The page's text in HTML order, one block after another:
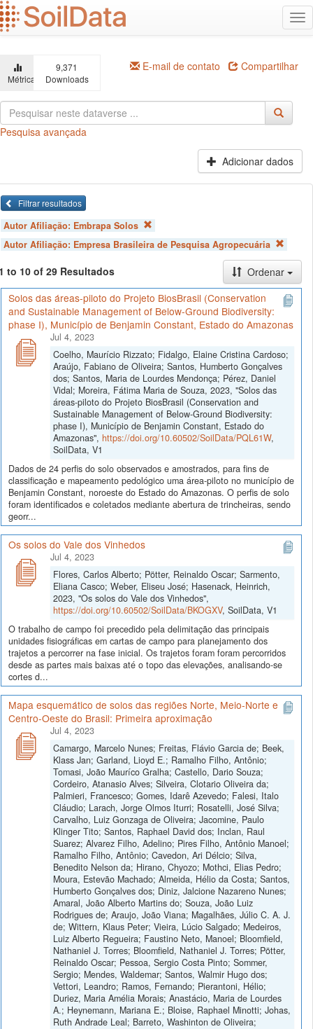
Ir
para
o
principal
Métricas
9,371
Downloads
E-mail de contato Compartilhar
Pesquisa avançada
Adicionar dados
Filtrar resultados
Autor Afiliação: Embrapa Solos
Autor Afiliação: Empresa Brasileira de Pesquisa Agropecuária
to 10 of 29 Resultados
Ordenar
Solos das áreas-piloto do Projeto BiosBrasil (Conservation
and Sustainable Management of Below-Ground Biodiversity:
phase I), Município de Benjamin Constant, Estado do Amazonas
Jul 4, 2023
Coelho, Maurício Rizzato; Fidalgo, Elaine Cristina Cardoso;
Araújo, Fabiano de Oliveira; Santos, Humberto Gonçalves
dos; Santos, Maria de Lourdes Mendonça; Pérez, Daniel
Vidal; Moreira, Fátima Maria de Souza, 2023, "Solos das
áreas-piloto do Projeto BiosBrasil (Conservation and
Sustainable Management of Below-Ground Biodiversity:
phase I), Município de Benjamin Constant, Estado do
Amazonas", https://doi.org/10.60502/SoilData/PQL61W,
SoilData, V1
Dados de 24 perfis do solo observados e amostrados, para fins de
classificação e mapeamento pedológico uma área-piloto no município de
Benjamin Constant, noroeste do Estado do Amazonas. O perfis de solo
foram identificados e coletados mediante abertura de trincheiras, sendo
georr...
Os solos do Vale dos Vinhedos
Jul 4, 2023
Flores, Carlos Alberto; Pötter, Reinaldo Oscar; Sarmento,
Eliana Casco; Weber, Eliseu José; Hasenack, Heinrich,
2023, "Os solos do Vale dos Vinhedos",
https://doi.org/10.60502/SoilData/BKOGXV, SoilData, V1
O trabalho de campo foi precedido pela delimitação das principais
unidades fisiográficas em cartas de campo para planejamento dos
trajetos a percorrer na fase inicial. Os trajetos foram foram percorridos
desde as partes mais baixas até o topo das elevações, analisando-se
cortes d...
Mapa esquemático de solos das regiões Norte, Meio-Norte e
Centro-Oeste do Brasil: Primeira aproximação
Jul 4, 2023
Camargo, Marcelo Nunes; Freitas, Flávio Garcia de; Beek,
Klass Jan; Garland, Lioyd E.; Ramalho Filho, Antônio;
Tomasi, João Mauríco Gralha; Castello, Dario Souza;
Cordeiro, Atanasio Alves; Silveira, Clotario Oliveira da;
Palmieri, Francesco; Gomes, Idarê Azevedo; Falesi, Italo
Cláudio; Larach, Jorge Olmos Iturri; Rosatelli, José Silva;
Carvalho, Luiz Gonzaga de Oliveira; Jacomine, Paulo
Klinger Tito; Santos, Raphael David dos; Inclan, Raul
Suarez; Alvarez Filho, Adelino; Pires Filho, Antônio Manoel;
Ramalho Filho, Antônio; Cavedon, Ari Délcio; Silva,
Benedito Nelson da; Hirano, Chyozo; Mothci, Elias Pedro;
Moura, Estevão Machado; Almeida, Hélio da Costa; Santos,
Humberto Gonçalves dos; Diniz, Jalcione Nazareno Nunes;
Amaral, João Alberto Martins do; Souza, João Luiz
Rodrigues de; Araujo, João Viana; Magalhães, Júlio C. A. J.
de; Wittern, Klaus Peter; Vieira, Lúcio Salgado; Medeiros,
Luiz Alberto Regueira; Faustino Neto, Manoel; Bloomfield,
Nathaniel J. Torres; Bloomfield, Nathaniel J. Torres; Pötter,
Reinaldo Oscar; Pessoa, Sergio Costa Pinto; Sommer,
Sergio; Mendes, Waldemar; Santos, Walmir Hugo dos;
Vettori, Leandro; Ramos, Fernando; Pierantoni, Hélio;
Duriez, Maria Amélia Morais; Anastácio, Maria de Lourdes
A.; Heynemann, Mariana E.; Bloise, Raphael Minotti; Johas,
Ruth Andrade Leal; Barreto, Washinton de Oliveira;